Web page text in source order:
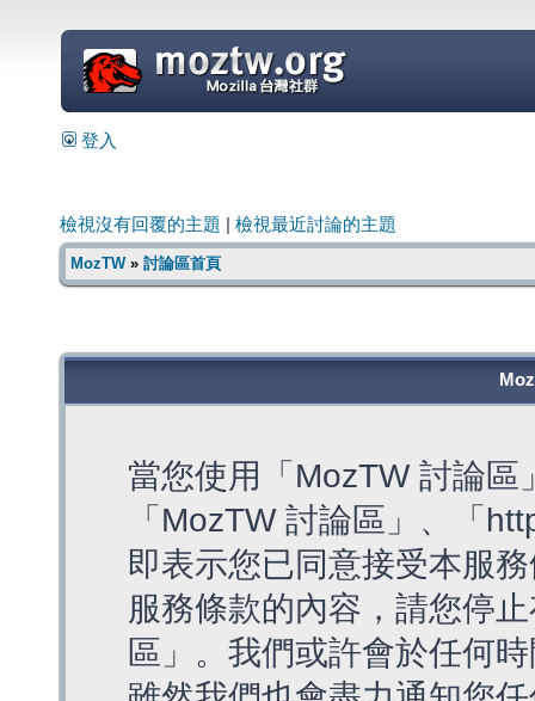
=
登入
檢視沒有回覆的主題 檢視最近討論的主題
MozTW» 討論區首頁
當您使用「MozTW 討論
「MozTW 討論區」、「
即表示您已同意接受本服
服務條款的內容，請您停
區」。我們或許會於任何